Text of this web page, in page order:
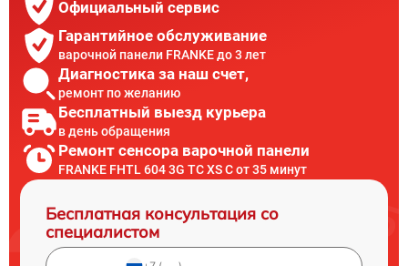
Официальный сервис
Гарантийное обслуживание
варочной панели FRANKE до 3 лет
Диагностика за наш счет,
ремонт по желанию
Бесплатный выезд курьера
в день обращения
Ремонт сенсора варочной панели
FRANKE FHTL 604 3G TC XS C от 35 минут
Бесплатная консультация со
специалистом